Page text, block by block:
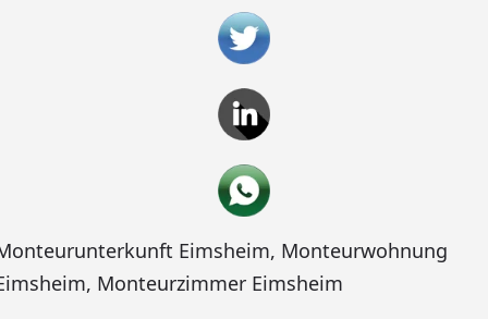
Eimsheim, Monteurwohnung
, Monteurzimmer Eimsheim